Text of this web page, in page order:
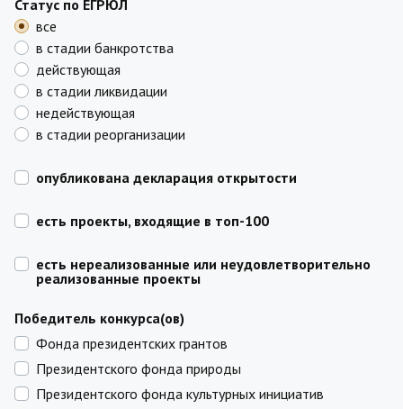
Статус по ЕГРЮЛ
все
в стадии банкротства
действующая
в стадии ликвидации
недействующая
в стадии реорганизации
опубликована декларация открытости
есть проекты, входящие в топ-100
есть нереализованные или неудовлетворительно
реализованные проекты
Победитель конкурса(ов)
Фонда президентских грантов
Президентского фонда природы
Президентского фонда культурных инициатив